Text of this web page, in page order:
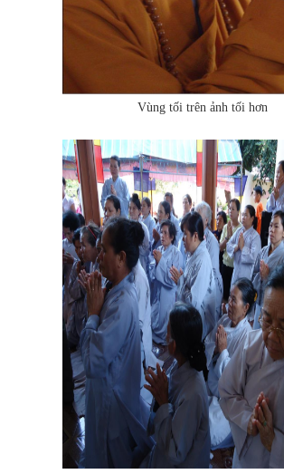
Vùng tối trên ảnh tối hơn